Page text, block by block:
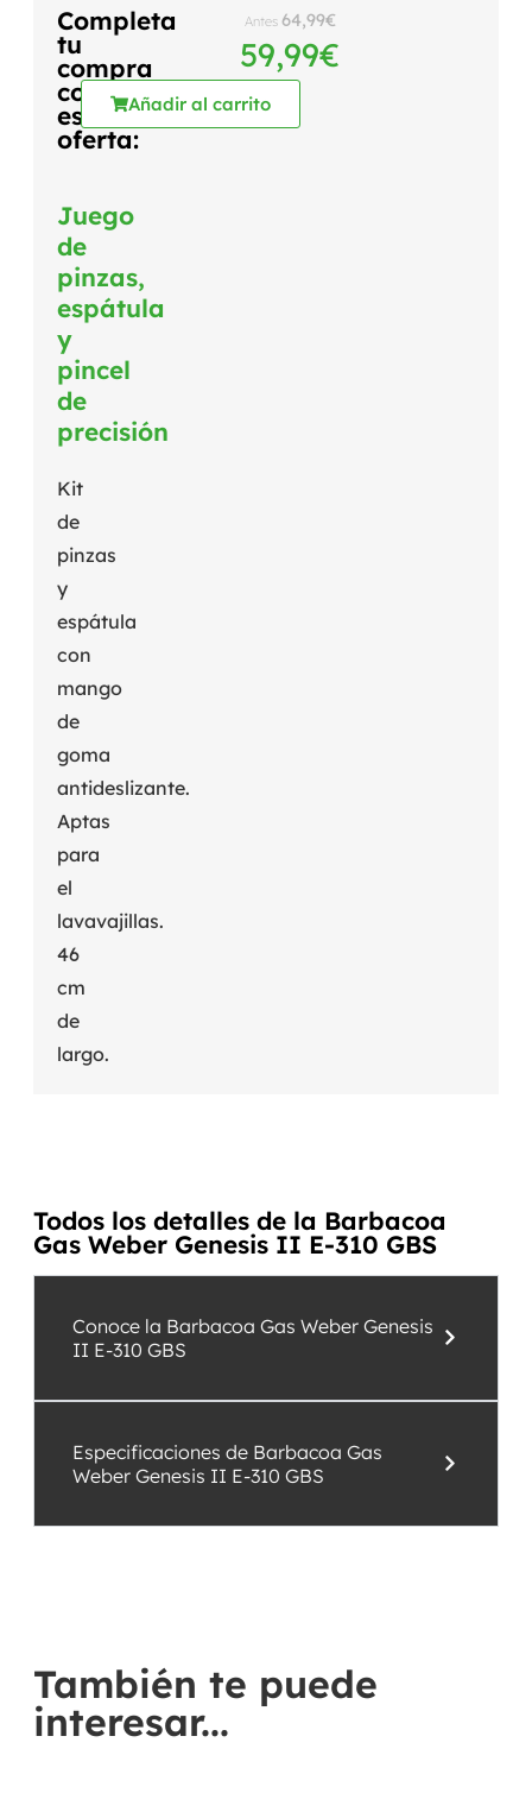
Completa
tu
compra
con
esta
oferta:
Juego
de
pinzas,
espátula
y
pincel
de
precisión
Kit
de
pinzas
y
espátula
con
mango
de
goma
antideslizante.
Aptas
para
el
lavavajillas.
46
cm
de
largo.
Antes 64,99€
59,99€
Añadir al carrito
Todos los detalles de la Barbacoa
Gas Weber Genesis II E-310 GBS
Conoce la Barbacoa Gas Weber Genesis
II E-310 GBS
Especificaciones de Barbacoa Gas
Weber Genesis II E-310 GBS
También te puede
interesar...